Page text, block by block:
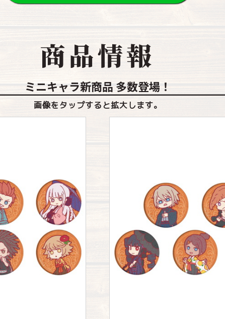
商品情報
ミニキャラ新商品 多数登場！
画像をタップすると拡大します。